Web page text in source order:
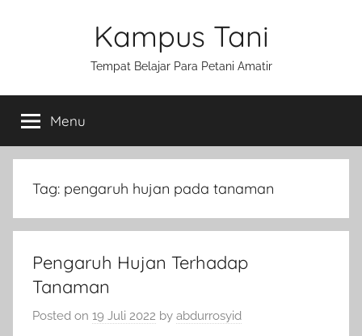
Kampus Tani
Tempat Belajar Para Petani Amatir
Menu
Tag: pengaruh hujan pada tanaman
Pengaruh Hujan Terhadap
Tanaman
Posted on 19 Juli 2022 by abdurrosyid